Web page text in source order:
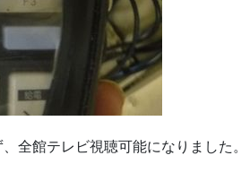
全館テレビ視聴可能になりました。